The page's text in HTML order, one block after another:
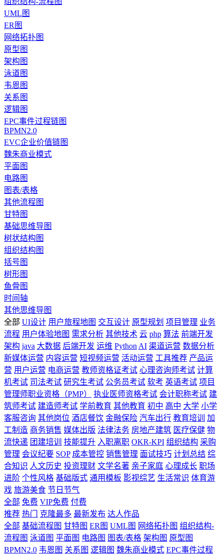
UML图
ER图
网络拓扑图
原型图
架构图
泳道图
韦恩图
关系图
逻辑图
EPC事件过程链图
BPMN2.0
EVC企业价值链图
魏朱商业模式
平面图
电路图
图表/表格
其他流程图
甘特图
基础思维导图
树状结构图
组织结构图
括号图
树形图
鱼骨图
时间轴
其他思维导图
全部 UI设计 用户旅程地图 交互设计 原型规划 项目管理 业务
流程 用户体验地图 需求分析 其他技术 云 php 算法 前端开发
架构 java 大数据 后端开发 运维 Python AI 渠道运营 数据分析
新媒体运营 内容运营 短视频运营 活动运营 工具推荐 产品运
营 用户运营 电商运营 教师资格证考试 心理咨询师考试 计算
机考试 司法考试 研究生考试 公务员考试 软考 英语考试 项目
管理师职业资格（PMP）
执业医师资格考试 会计职称考试 建
筑师考试 建造师考试 学前教育 其他教育 初中 高中 大学 小学
客服咨询 其他岗位 酒店餐饮 金融保险 汽车出行 教育培训
加
工制造 商务销售 媒体出版 法律法务 房地产建筑 医疗保健 物
流快递 团建培训 技能提升 入职离职 OKR-KPI 组织结构 采购
管理 会议纪要 SOP 成本管控 销售管理 面试技巧 计划总结 综
合知识 人文历史 投资理财 文学名著 亲子家庭 心理成长 职场
进阶 个性风格 基础版式 通用模板 影视综艺 生活常识 体育游
戏 旅游美食 节日节气
全部 免费 VIP免费 付费
推荐 热门 克隆最多 最新发布 达人作品
全部 基础流程图 甘特图 ER图 UML图 网络拓扑图 组织结构-
流程图 泳道图 平面图 电路图 图表/表格 架构图 原型图
BPMN2.0 韦恩图 关系图 逻辑图 魏朱商业模式 EPC事件过程